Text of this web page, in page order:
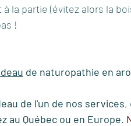
à la partie (évitez alors la
!
de naturopathie en
de l'un de nos services,
au Québec ou en Europe.